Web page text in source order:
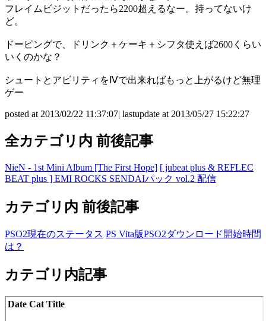
フレイムビジットだったら2200超えるなー。持ってないけ
ど。
ドーピングで、ドリンク＋ケーキ＋シフタ使えば2600くらい
いくのかな？
シュートとアビリティをⅣで出来ればもっと上がるけど無理
ゲー
posted at 2013/02/22 11:37:07| lastupdate at 2013/05/27 15:22:27
全カテゴリ内 前後記事
NieN - 1st Mini Album [The First Hope] [ jubeat plus & REFLEC
BEAT plus ] EMI ROCKS SENDAIパック vol.2 配信
カテゴリ内 前後記事
PSO2現在のステータス PS Vita版PSO2ダウンロード開始時間
は？
カテゴリ内記事